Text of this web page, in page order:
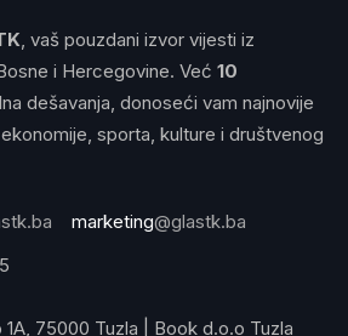
, vaš pouzdani izvor vijesti iz
i Hercegovine. Već 10
dešavanja, donoseći vam najnovije
sporta, kulture i društvenog
marketing@glastk.ba
1A, 75000 Tuzla | Book d.o.o Tuzla